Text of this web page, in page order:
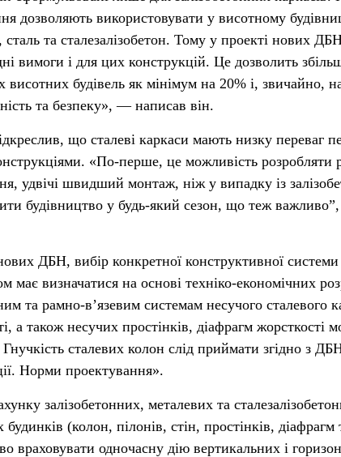
дозволяють використовувати у висотному
сталь та сталезалізобетон. Тому у проекті нових
вимоги і для цих конструкцій. Це дозволить
висотних будівель як мінімум на 20% і, звичайно,
та безпеку», — написав він.
що сталеві каркаси мають низку переваг
«По-перше, це можливість розробляти
удвічі швидший монтаж, ніж у випадку із
будівництво у будь-який сезон, що теж
ДБН, вибір конкретної конструктивної
має визначатися на основі техніко-економічних
та рамно-в’язевим системам несучого сталевого
а також несучих простінків, діафрагм жорсткості
сталевих колон слід приймати згідно з
Норми проектування».
залізобетонних, металевих та
(колон, пілонів, стін, простінків, діафрагм
враховувати одночасну дію вертикальних і